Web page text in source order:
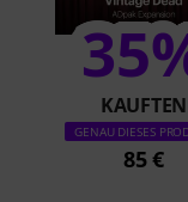
KAUFTEN
GENAU DIESES
85 €